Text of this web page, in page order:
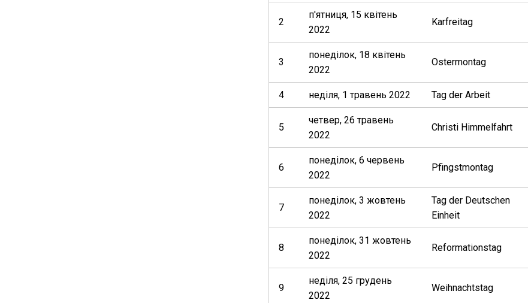
2
п'ятниця, 15 квітень
2022
Karfreitag
3
понеділок, 18 квітень
2022
Ostermontag
4 неділя, 1 травень 2022 Tag der Arbeit
5
четвер, 26 травень
2022
Christi Himmelfahrt
6
понеділок, 6 червень
2022
Pfingstmontag
7
понеділок, 3 жовтень
2022
Tag der Deutschen
Einheit
8
понеділок, 31 жовтень
2022
Reformationstag
9
неділя, 25 грудень
2022
Weihnachtstag